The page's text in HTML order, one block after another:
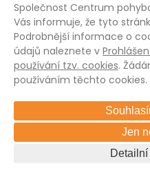
Společnost Centrum
Vás informuje, že tyto
Podrobnější informace o
údajů naleznete v
používání tzv. cookies.
používáním těchto cookies.
Jen
E-mail *